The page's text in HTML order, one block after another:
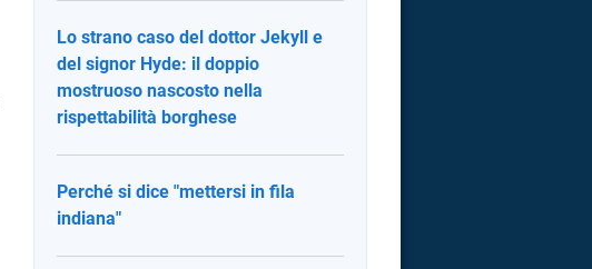
Lo strano caso del dottor Jekyll e
del signor Hyde: il doppio
mostruoso nascosto nella
rispettabilità borghese
Perché si dice "mettersi in fila
indiana"